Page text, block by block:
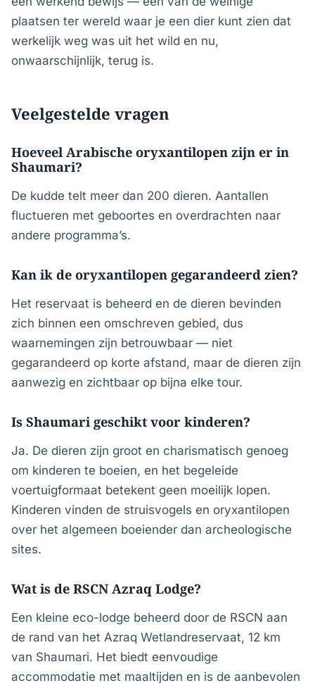
plaatsen ter wereld waar je een dier kunt zien dat
werkelijk weg was uit het wild en nu,
onwaarschijnlijk, terug is.
Veelgestelde vragen
Hoeveel Arabische oryxantilopen zijn er in
Shaumari?
De kudde telt meer dan 200 dieren. Aantallen
fluctueren met geboortes en overdrachten naar
andere programma’s.
Kan ik de oryxantilopen gegarandeerd zien?
Het reservaat is beheerd en de dieren bevinden
zich binnen een omschreven gebied, dus
waarnemingen zijn betrouwbaar — niet
gegarandeerd op korte afstand, maar de dieren zijn
aanwezig en zichtbaar op bijna elke tour.
Is Shaumari geschikt voor kinderen?
Ja. De dieren zijn groot en charismatisch genoeg
om kinderen te boeien, en het begeleide
voertuigformaat betekent geen moeilijk lopen.
Kinderen vinden de struisvogels en oryxantilopen
over het algemeen boeiender dan archeologische
sites.
Wat is de RSCN Azraq Lodge?
Een kleine eco-lodge beheerd door de RSCN aan
de rand van het Azraq Wetlandreservaat, 12 km
van Shaumari. Het biedt eenvoudige
accommodatie met maaltijden en is de aanbevolen